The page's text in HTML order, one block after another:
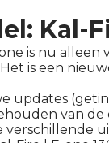
Kal-
is nu
is een
updates
van
verschillende